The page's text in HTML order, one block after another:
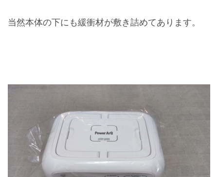
当然本体の下にも緩衝材が敷き詰めてあります。